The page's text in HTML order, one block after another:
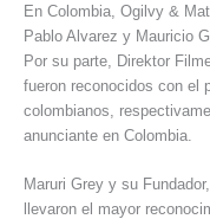
En Colombia, Ogilvy &
Pablo Alvarez y Mauricio
Por su parte, Direktor
fueron reconocidos con el
colombianos,
anunciante en Colombia.
Maruri Grey y su
llevaron el mayor